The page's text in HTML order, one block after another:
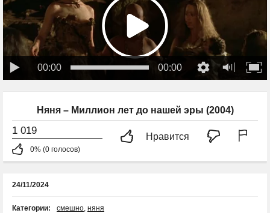
00:00 00:00
Няня – Миллион лет до нашей эры (2004)
1 019
0% (0 голосов)
Нравится
24/11/2024
Категории: смешно няня